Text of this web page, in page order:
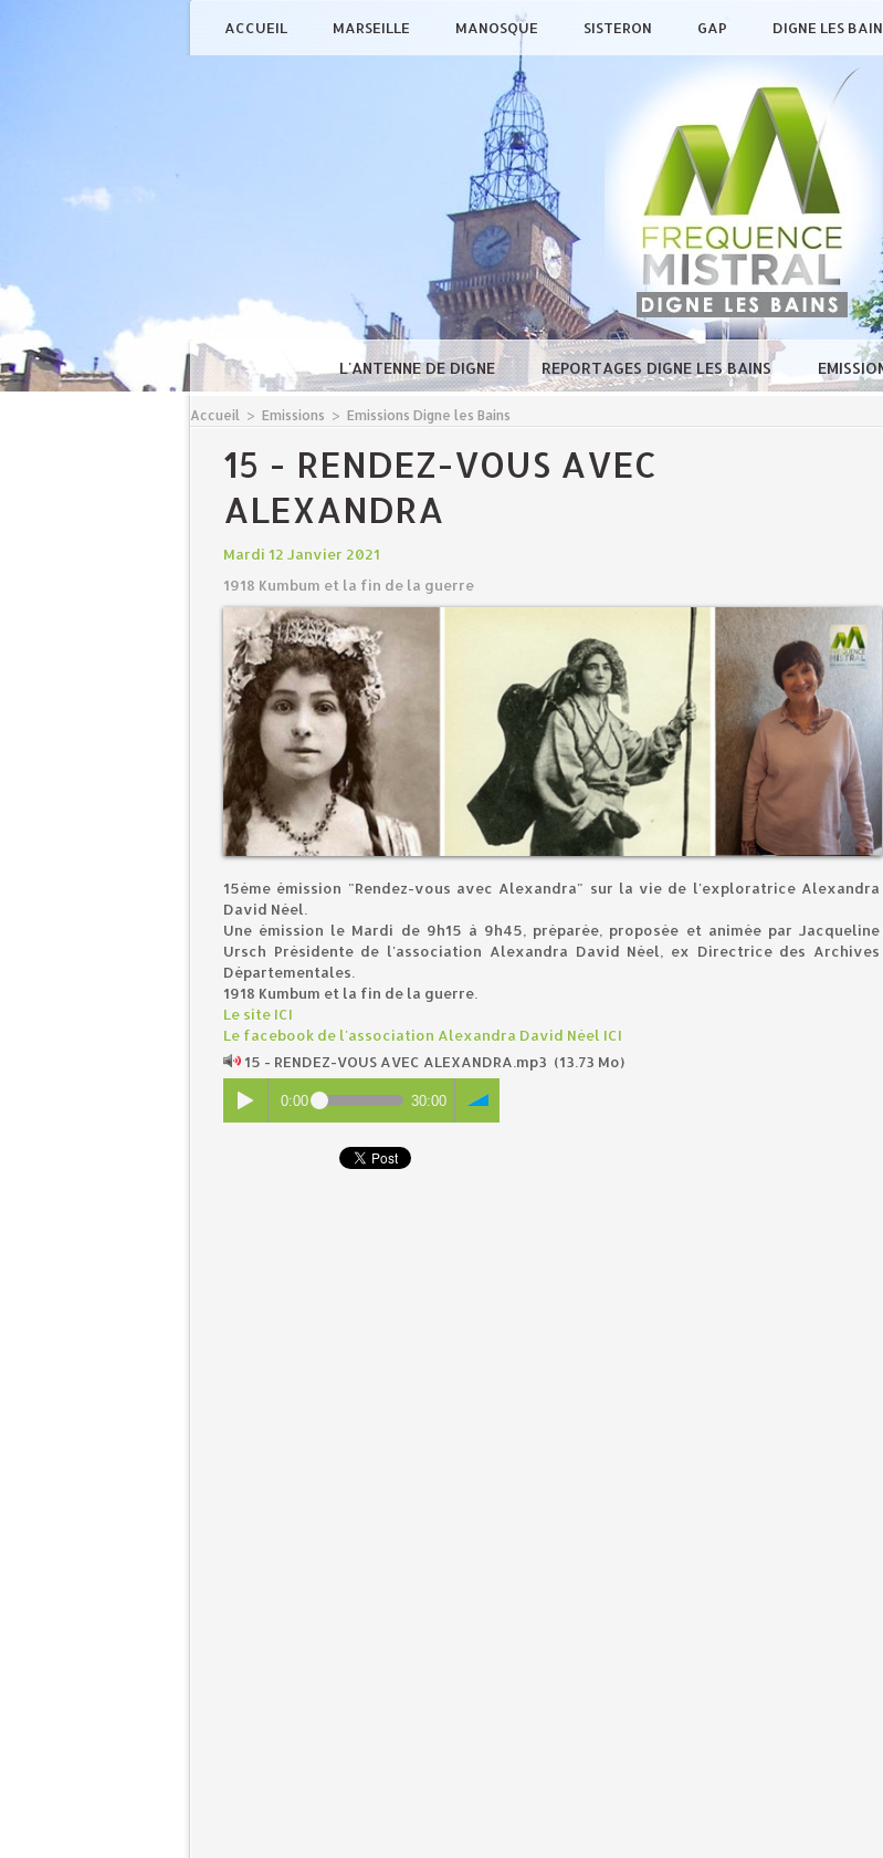
ACCUEIL MARSEILLE MANOSQUE SISTERON GAP DIGNE LES
L'ANTENNE DE DIGNE REPORTAGES DIGNE LES BAINS
Accueil > Emissions > Emissions Digne les Bains
15 - RENDEZ-VOUS AVEC
ALEXANDRA
Mardi 12 Janvier 2021
1918 Kumbum et la fin de la guerre
15ème émission "Rendez-vous avec Alexandra" sur la vie de l'exploratrice Alexandra
David Néel.
Une émission le Mardi de 9h15 à 9h45, préparée, proposée et animée par Jacqueline
Ursch Présidente de l'association Alexandra David Néel, ex Directrice des Archives
Départementales.
1918 Kumbum et la fin de la guerre.
Le site ICI
Le facebook de l'association Alexandra David Néel ICI
15 - RENDEZ-VOUS AVEC ALEXANDRA.mp3 (13.73 Mo)
0:00 30:00